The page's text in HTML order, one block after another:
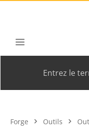
Passer au contenu
Forge Outils